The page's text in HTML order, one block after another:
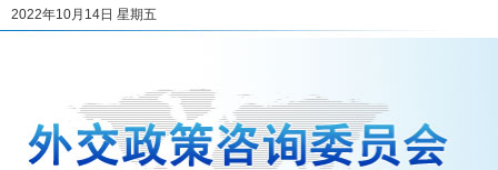
2022年10月14日 星期五